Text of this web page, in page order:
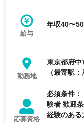
給与
年収40〜
勤務地
東京都府中
（最寄駅：
応募資格
必須条件：
験者 歓迎条件： 子育てが落ち着いた、会計事務所
経験のある